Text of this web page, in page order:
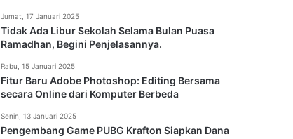
Jumat, 17 Januari 2025
Tidak Ada Libur Sekolah Selama Bulan Puasa
Ramadhan, Begini Penjelasannya.
Rabu, 15 Januari 2025
Fitur Baru Adobe Photoshop: Editing Bersama
secara Online dari Komputer Berbeda
Senin, 13 Januari 2025
Pengembang Game PUBG Krafton Siapkan Dana